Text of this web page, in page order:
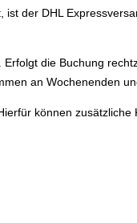
der DHL
die Buchung
an Wochenenden
können